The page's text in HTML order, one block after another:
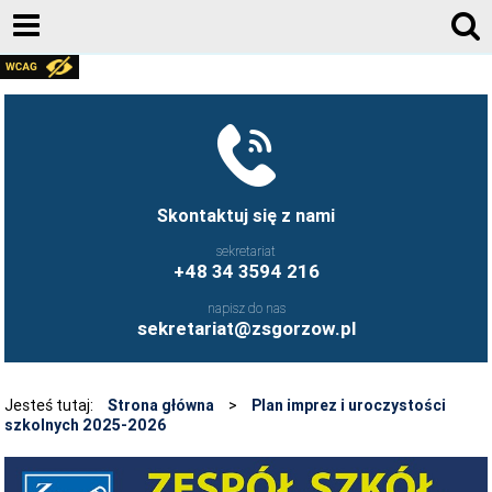
Skontaktuj się z nami
sekretariat
+48 34 3594 216
napisz do nas
sekretariat@zsgorzow.pl
AKTUALNOŚCI
UCZNIOWIE ZS GORZÓW ŚLĄSKI - FB
FRYZJERSTWO NASZEJ SZKOŁY - FB
O SZKOLE
HISTORIA SZKOŁY
GALERIA ZDJĘĆ 2020-2026
Jesteś tutaj: Strona główna >
Plan imprez i uroczystości
szkolnych 2025-2026